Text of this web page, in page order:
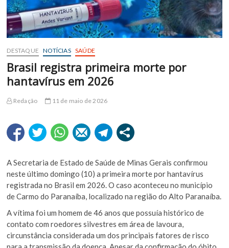
DESTAQUE NOTÍCIAS SAÚDE
Brasil registra primeira morte por
hantavírus em 2026
Redação 11 de maio de 2026
A Secretaria de Estado de Saúde de Minas Gerais confirmou
neste último domingo (10) a primeira morte por hantavírus
registrada no Brasil em 2026. O caso aconteceu no município
de Carmo do Paranaíba, localizado na região do Alto Paranaíba.
A vítima foi um homem de 46 anos que possuía histórico de
contato com roedores silvestres em área de lavoura,
circunstância considerada um dos principais fatores de risco